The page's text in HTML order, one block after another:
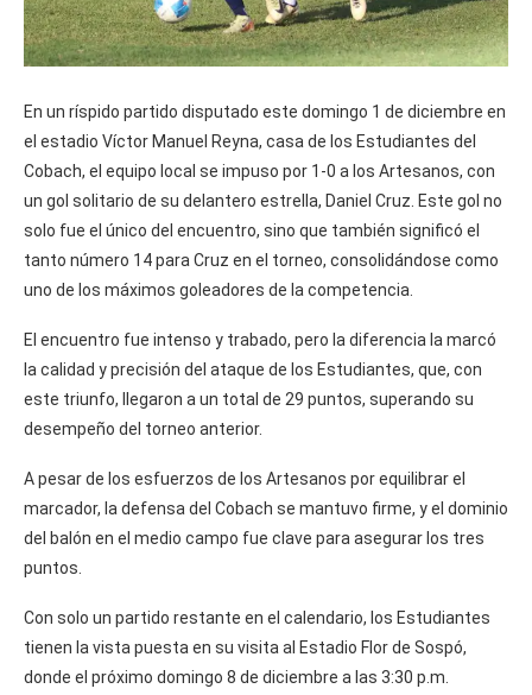
En un ríspido partido disputado este domingo 1 de diciembre en
el estadio Víctor Manuel Reyna, casa de los Estudiantes del
Cobach, el equipo local se impuso por 1-0 a los Artesanos, con
un gol solitario de su delantero estrella, Daniel Cruz. Este gol no
solo fue el único del encuentro, sino que también significó el
tanto número 14 para Cruz en el torneo, consolidándose como
uno de los máximos goleadores de la competencia.
El encuentro fue intenso y trabado, pero la diferencia la marcó
la calidad y precisión del ataque de los Estudiantes, que, con
este triunfo, llegaron a un total de 29 puntos, superando su
desempeño del torneo anterior.
A pesar de los esfuerzos de los Artesanos por equilibrar el
marcador, la defensa del Cobach se mantuvo firme, y el dominio
del balón en el medio campo fue clave para asegurar los tres
puntos.
Con solo un partido restante en el calendario, los Estudiantes
tienen la vista puesta en su visita al Estadio Flor de Sospó,
donde el próximo domingo 8 de diciembre a las 3:30 p.m.